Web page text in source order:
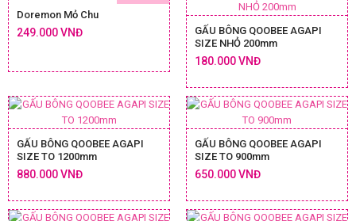
Doremon Mỏ Chu
249.000 VNĐ
GẤU BÔNG QOOBEE AGAPI
SIZE NHỎ 200mm
180.000 VNĐ
GẤU BÔNG QOOBEE AGAPI
SIZE TO 1200mm
880.000 VNĐ
GẤU BÔNG QOOBEE AGAPI
SIZE TO 900mm
650.000 VNĐ